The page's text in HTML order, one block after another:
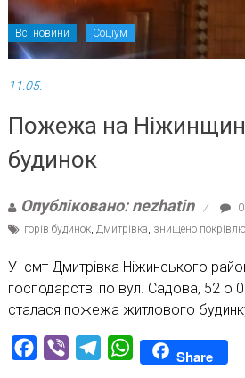
Всі новини Соціум
11.05.
Пожежа на
будинок
Опубліковано: nezhatin
горів будинок, Дмитрівка, знищено покрівлю
У смт Дмитрівка Ніжинського
господарстві по вул. Садова, 52 о
сталася пожежа житлового
Facebook
Viber TelegramWhatsAppShare